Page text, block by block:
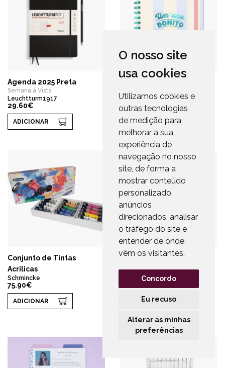
O nosso site
usa cookies
Utilizamos cookies e
outras tecnologias
de medição para
melhorar a sua
experiência de
navegação no nosso
site, de forma a
mostrar conteúdo
personalizado,
anúncios
direcionados, analisar
o tráfego do site e
entender de onde
vêm os visitantes.
Concordo
Eu recuso
Alterar as minhas
preferências
Agenda 2025 Preta
Semana à Vista
Leuchtturm1917
29.60€
ADICIONAR
Mr. Wonderful
17.95€
ADICIONAR
Conjunto de Tintas
Acrilicas
Schmincke
75.90€
ADICIONAR
Recarga Marcador
Paint-it
Castanho